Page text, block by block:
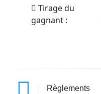
Tirage du
gagnant :
Règlements